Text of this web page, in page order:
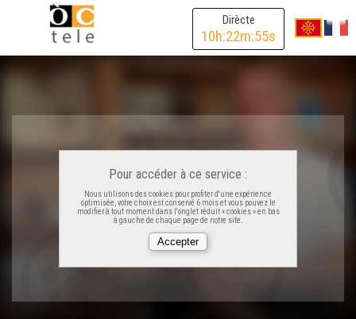
Dirècte
10h:22m:55s
Pour accéder à ce service :
Nous utilisons des cookies pour profiter d'une expérience
optimisée, votre choix est conservé 6 mois et vous pouvez le
modifier à tout moment dans l'onglet réduit « cookies » en bas
à gauche de chaque page de notre site.